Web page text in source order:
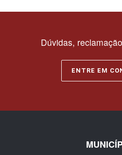
Dúvidas,
ENTRE EM